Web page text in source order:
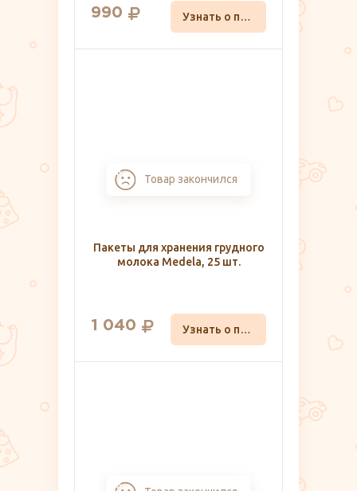
990 Узнать о поступлении
Товар закончился
Пакеты для хранения грудного
молока Medela, 25 шт.
1 040 Узнать о поступлении